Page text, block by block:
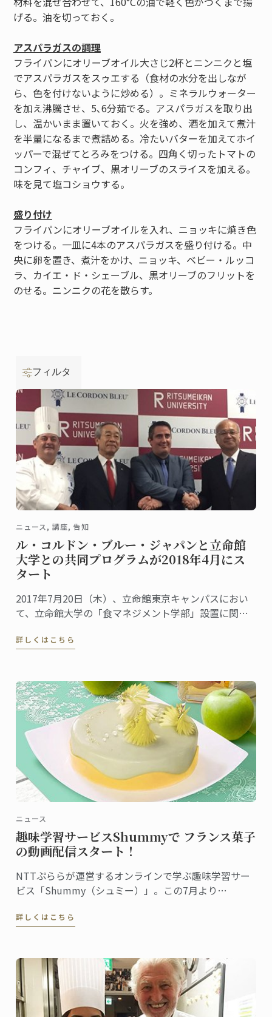
げる。油を切っておく。
アスパラガスの調理
フライパンにオリーブオイル大さじ2杯とニンニクと塩
でアスパラガスをスゥエする（食材の水分を出しなが
ら、色を付けないように炒める）。ミネラルウォーター
を加え沸騰させ、5､6分茹でる。アスパラガスを取り出
し、温かいまま置いておく。火を強め、酒を加えて煮汁
を半量になるまで煮詰める。冷たいバターを加えてホイ
ッパーで混ぜてとろみをつける。四角く切ったトマトの
コンフィ、チャイブ、黒オリーブのスライスを加える。
味を見て塩コショウする。
盛り付け
フライパンにオリーブオイルを入れ、ニョッキに焼き色
をつける。一皿に4本のアスパラガスを盛り付ける。中
央に卵を置き、煮汁をかけ、ニョッキ、ベビー・ルッコ
ラ、カイエ・ド・シェーブル、黒オリーブのフリットを
のせる。ニンニクの花を散らす。
フィルタ
ニュース, 講座, 告知
ル・コルドン・ブルー・ジャパンと立命館
大学との共同プログラムが2018年4月にス
タート
2017年7月20日（木）、立命館東京キャンパスにおい
て、立命館大学の「食マネジメント学部」設置に関す
提携に関する記者発表が行われました。
詳しくはこちら
ニュース
趣味学習サービスShummyで フランス菓子
の動画配信スタート！
NTTぷららが運営するオンラインで学ぶ趣味学習サー
ビス「Shummy（シュミー）」。この7月より
シェフ講師が教える『Pomme d’amour（ポム・ダム
詳しくはこちら